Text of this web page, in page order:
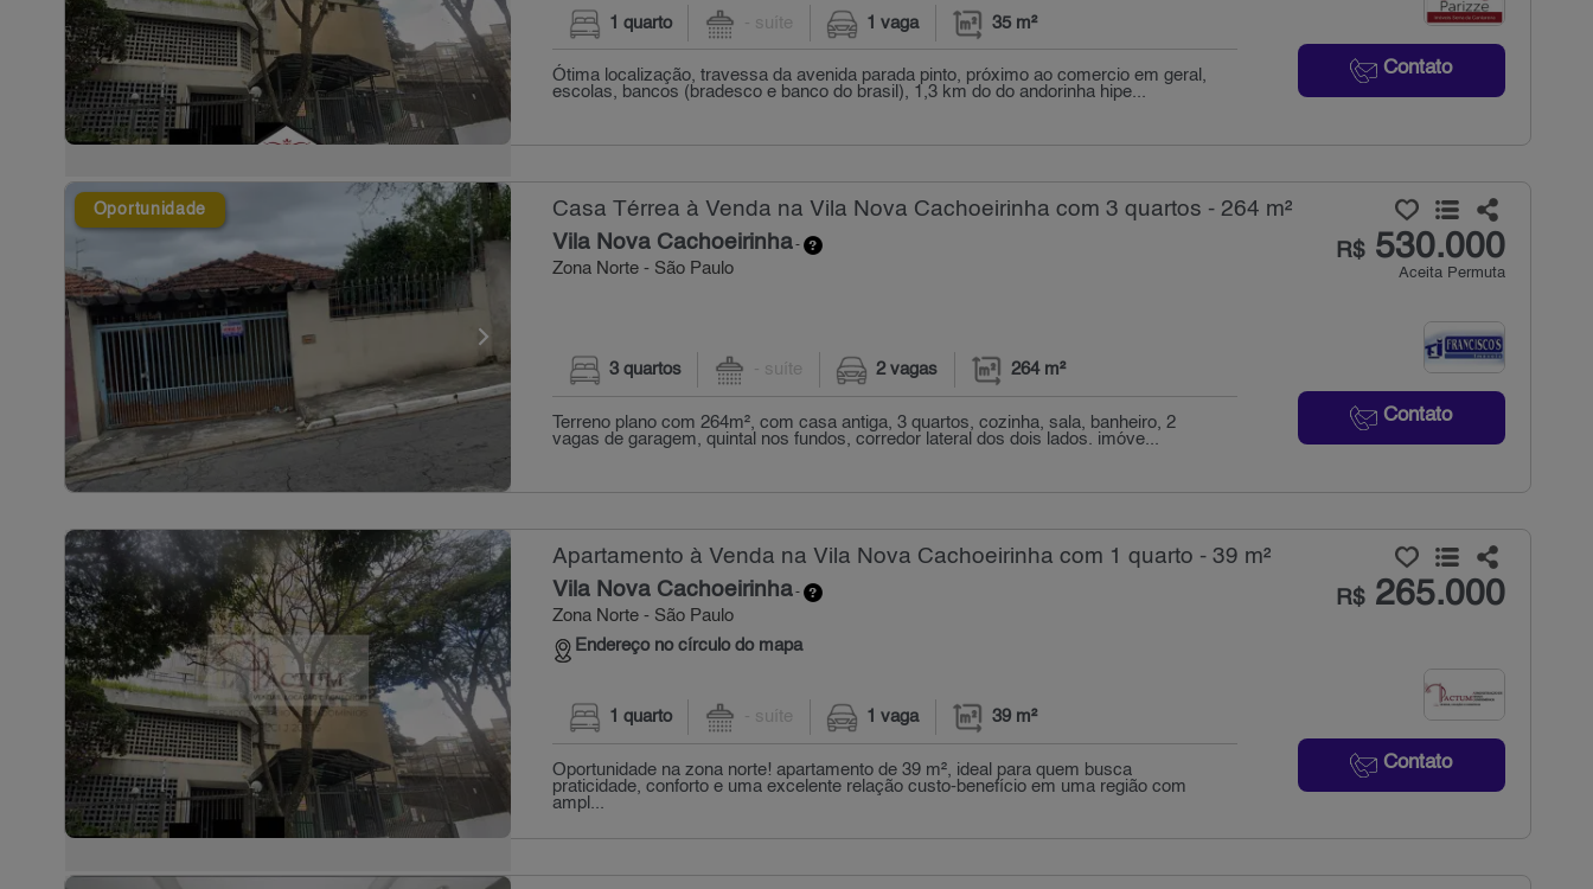
Contato
1 quarto - suíte 1 vaga 35 m²
Ótima localização, travessa da avenida parada pinto, próximo ao comercio em geral,
escolas, bancos (bradesco e banco do brasil), 1,3 km do do andorinha hipe...
Oportunidade Casa Térrea à Venda na Vila Nova Cachoeirinha com 3 quartos - 264 m²
Vila Nova Cachoeirinha-
Zona Norte - São Paulo
R$530.000
Aceita Permuta
Contato
3 quartos - suíte 2 vagas 264 m²
Terreno plano com 264m², com casa antiga, 3 quartos, cozinha, sala, banheiro, 2
vagas de garagem, quintal nos fundos, corredor lateral dos dois lados. imóve...
Apartamento à Venda na Vila Nova Cachoeirinha com 1 quarto - 39 m²
Vila Nova Cachoeirinha-
Zona Norte - São Paulo
Endereço no círculo do mapa
R$265.000
Contato
1 quarto - suíte 1 vaga 39 m²
Oportunidade na zona norte! apartamento de 39 m², ideal para quem busca
praticidade, conforto e uma excelente relação custo-benefício em uma região com
ampl...